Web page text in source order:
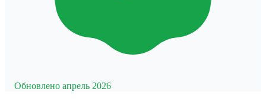
Обновлено апрель 2026